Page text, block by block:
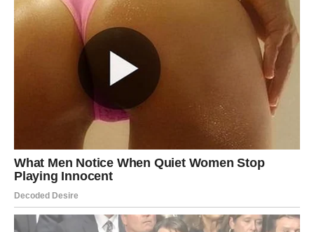
mliječne čokolade.
Kako se radi Raffaello torta s višnjama?
Bjelanjke istucite u čvrsti snijeg, zatim dodajte šećer i
nastavite s mućenjem. Pomiješajte ovu smjesu s preostalim
sastojcima, pazeći da je sve dobro izmiješano. Smjesu izliti u
tepsiju veličine 25×35 cm i peći na 170 stupnjeva 15 do 20
minuta. Kada je kora pečena preliti je vrelim mlekom i ostaviti
da se ohladi.
Za početak pravljenja nadjeva od vanilije ulijte puding u dublju
zdjelu i pomiješajte ga sa žumanjcima i vanilin šećerom.